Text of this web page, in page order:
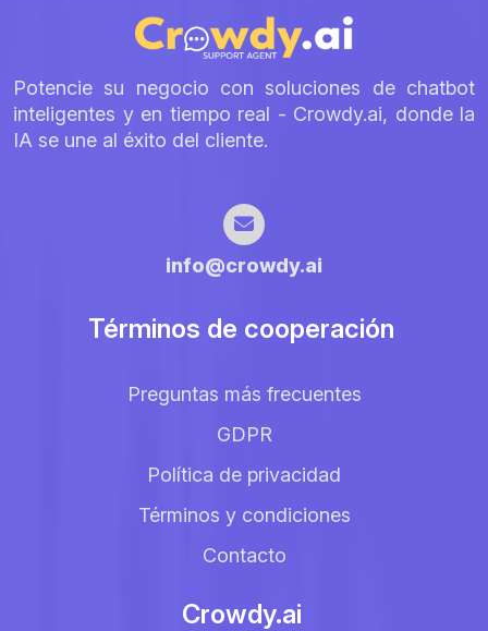
Potencie su negocio con soluciones de chatbot
inteligentes y en tiempo real - Crowdy.ai, donde la
IA se une al éxito del cliente.
info@crowdy.ai
Términos de cooperación
Preguntas más frecuentes
GDPR
Política de privacidad
Términos y condiciones
Contacto
Crowdy.ai